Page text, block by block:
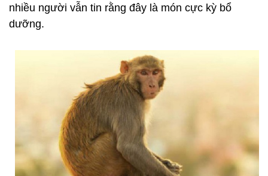
nhiều người vẫn tin rằng đây là món cực kỳ bổ
dưỡng.